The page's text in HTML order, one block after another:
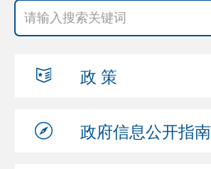
政 策
政府信息公开指南